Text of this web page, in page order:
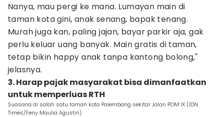
Nanya, mau pergi ke mana. Lumayan main di
taman kota gini, anak senang, bapak tenang.
Murah juga kan, paling jajan, bayar parkir aja, gak
perlu keluar uang banyak. Main gratis di taman,
tetap bikin happy anak tanpa kantong bolong,"
jelasnya.
3. Harap pajak masyarakat bisa dimanfaatkan
untuk memperluas RTH
Suasana di salah satu taman kota Palembang sekitar Jalan POM IX (IDN
Times/Feny Maulia Agustin)